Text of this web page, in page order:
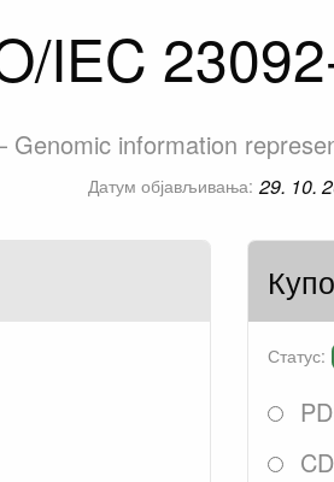
IEC
information
Датум објављивања: 29. 10.
Статус:
CD